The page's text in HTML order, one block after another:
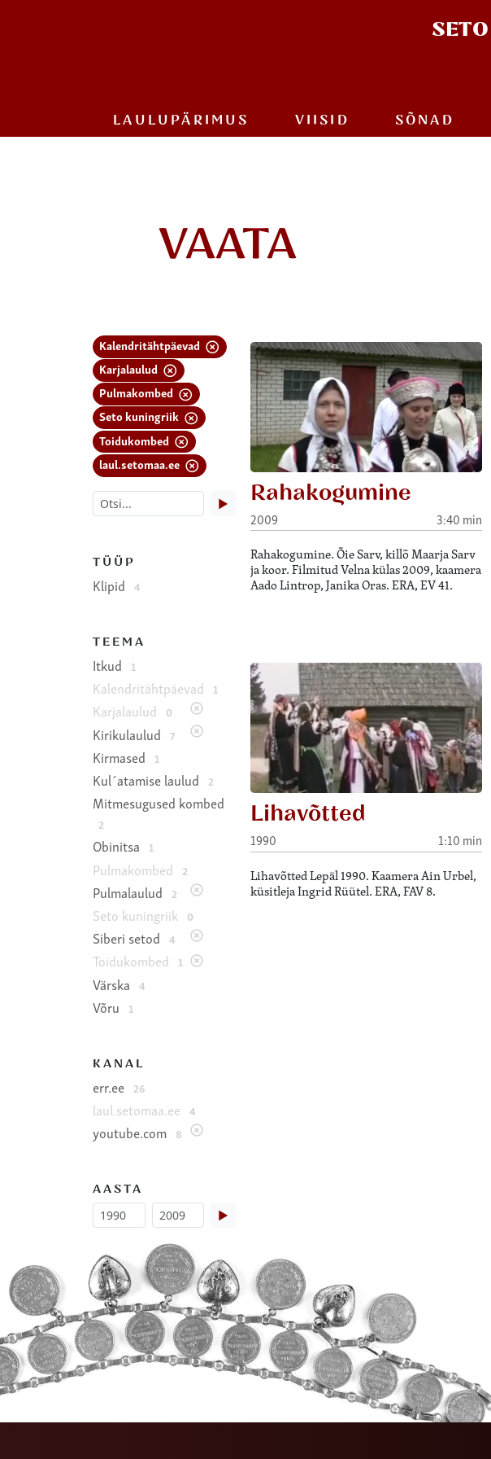
SETO
LAULU­PÄRIMUS VIISID SÕNAD
VAATA
Kalendritähtpäevad
Karjalaulud
Pulmakombed
Seto kuningriik
Toidukombed
laul.setomaa.ee
▶
TÜÜP
Klipid 4
TEEMA
Itkud 1
Kalendritähtpäevad 1
Karjalaulud 0
Kirikulaulud 7
Kirmased 1
Kul´atamise laulud 2
Mitmesugused kombed
2
Obinitsa 1
Pulmakombed 2
Pulmalaulud 2
Seto kuningriik 0
Siberi setod 4
Toidukombed 1
Värska 4
Võru 1
KANAL
err.ee 26
laul.setomaa.ee 4
youtube.com 8
AASTA
▶
Rahakogumine
2009 3:40 min
Rahakogumine. Õie Sarv, killõ Maarja Sarv
ja koor. Filmitud Velna külas 2009, kaamera
Aado Lintrop, Janika Oras. ERA, EV 41.
Lihavõtted
1990 1:10 min
Lihavõtted Lepäl 1990. Kaamera Ain Urbel,
küsitleja Ingrid Rüütel. ERA, FAV 8.